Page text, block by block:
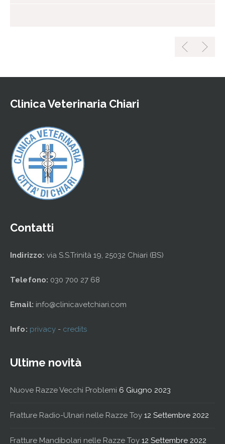
Clinica Veterinaria Chiari
Contatti
Indirizzo: via S.S.Trinità 19, 25032 Chiari (BS)
Telefono: 030 700 27 68
Email: info@clinicavetchiari.com
Info: privacy - credits
Ultime novità
Nuove Razze Vecchi Problemi 6 Giugno 2023
Fratture Radio-Ulnari nelle Razze Toy 12 Settembre 2022
Fratture Mandibolari nelle Razze Toy 12 Settembre 2022